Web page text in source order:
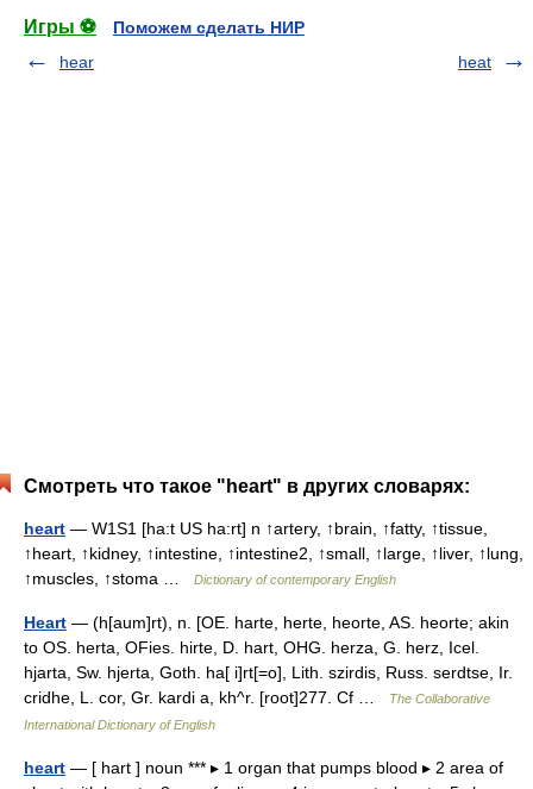
Игры ⚽
Поможем сделать НИР
hear
heat
Смотреть что такое "heart" в других словарях:
heart — W1S1 [ha:t US ha:rt] n ↑artery, ↑brain, ↑fatty, ↑tissue,
↑heart, ↑kidney, ↑intestine, ↑intestine2, ↑small, ↑large, ↑liver, ↑lung,
↑muscles, ↑stoma …
Dictionary of contemporary English
Heart — (h[aum]rt), n. [OE. harte, herte, heorte, AS. heorte; akin
to OS. herta, OFies. hirte, D. hart, OHG. herza, G. herz, Icel.
hjarta, Sw. hjerta, Goth. ha[ i]rt[=o], Lith. szirdis, Russ. serdtse, Ir.
cridhe, L. cor, Gr. kardi a, kh^r. [root]277. Cf …
The Collaborative
International Dictionary of English
heart — [ hart ] noun *** ▸ 1 organ that pumps blood ▸ 2 area of